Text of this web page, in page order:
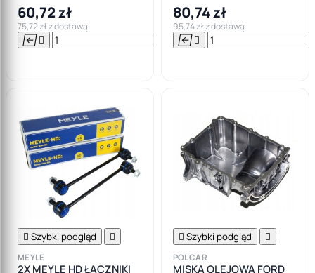
60,72 zł
75,72 zł z dostawą
  

80,74 zł
95,74 zł z dostawą
 
 Szybki podgląd 
MEYLE
2X MEYLE HD ŁĄCZNIKI
 Szybki podgląd 
POLCAR
MISKA OLEJOWA FORD